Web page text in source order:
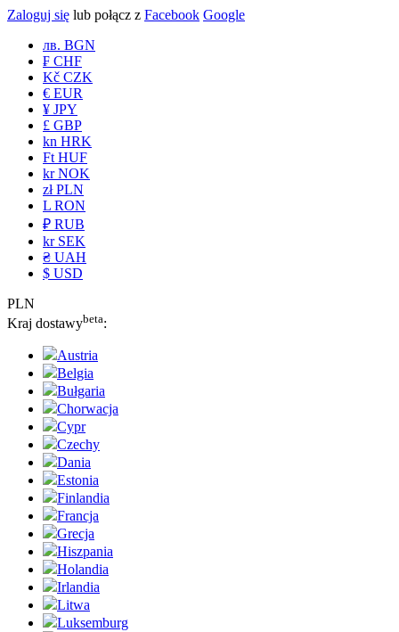
Zaloguj się lub połącz z Facebook Google
лв. BGN
₣ CHF
Kč CZK
€ EUR
¥ JPY
£ GBP
kn HRK
Ft HUF
kr NOK
zł PLN
L RON
₽ RUB
kr SEK
₴ UAH
$ USD
PLN
Kraj dostawybeta:
Austria
Belgia
Bułgaria
Chorwacja
Cypr
Czechy
Dania
Estonia
Finlandia
Francja
Grecja
Hiszpania
Holandia
Irlandia
Litwa
Luksemburg